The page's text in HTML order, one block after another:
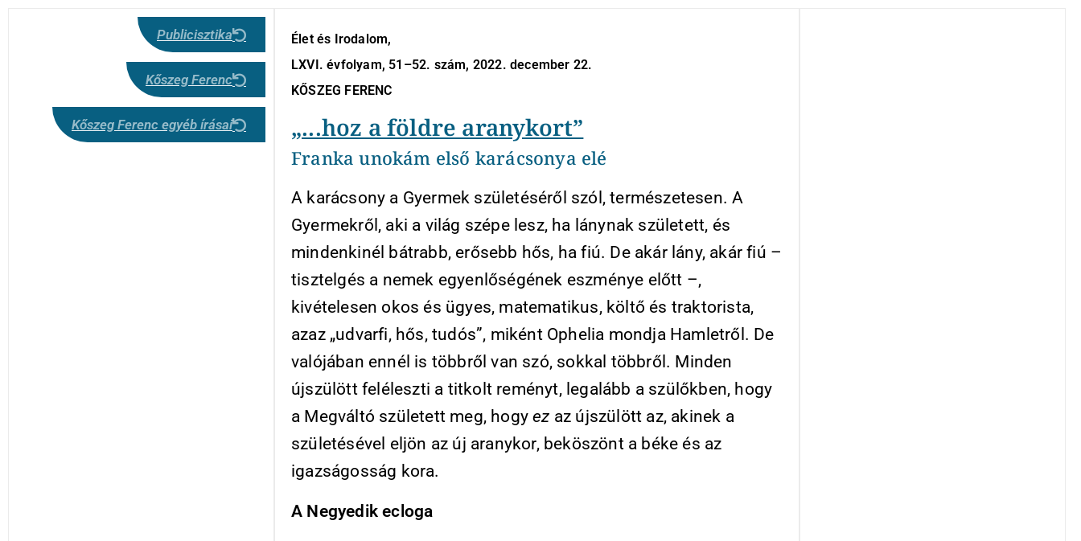
Publicisztika
Kőszeg Ferenc
Kőszeg Ferenc egyéb írásai
Élet és Irodalom,
LXVI. évfolyam, 51–52. szám, 2022. december 22.
KŐSZEG FERENC
„...hoz a földre aranykort”
Franka unokám első karácsonya elé
A karácsony a Gyermek születéséről szól, természetesen. A
Gyermekről, aki a világ szépe lesz, ha lánynak született, és
mindenkinél bátrabb, erősebb hős, ha fiú. De akár lány, akár fiú –
tisztelgés a nemek egyenlőségének eszménye előtt –,
kivételesen okos és ügyes, matematikus, költő és traktorista,
azaz „udvarfi, hős, tudós”, miként Ophelia mondja Hamletről. De
valójában ennél is többről van szó, sokkal többről. Minden
újszülött feléleszti a titkolt reményt, legalább a szülőkben, hogy
a Megváltó született meg, hogyez az újszülött az, akinek a
születésével eljön az új aranykor, beköszönt a béke és az
igazságosság kora.
A Negyedik ecloga